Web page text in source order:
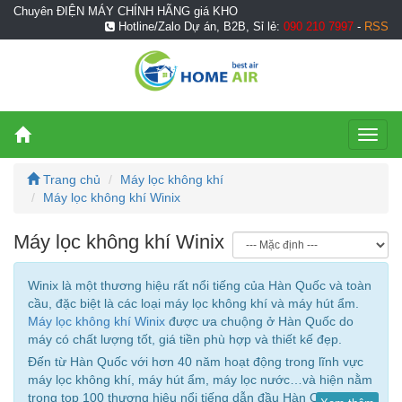
Chuyên ĐIỆN MÁY CHÍNH HÃNG giá KHO
Hotline/Zalo Dự án, B2B, Sỉ lẻ: 090 210 7997 - RSS
Trang chủ
Máy lọc không khí
Máy lọc không khí Winix
Máy lọc không khí Winix
Winix là một thương hiệu rất nổi tiếng của Hàn Quốc và toàn
cầu, đặc biệt là các loại máy lọc không khí và máy hút ẩm.
Máy lọc không khí Winix được ưa chuộng ở Hàn Quốc do
máy có chất lượng tốt, giá tiền phù hợp và thiết kế đẹp.
Đến từ Hàn Quốc với hơn 40 năm hoạt động trong lĩnh vực
máy lọc không khí, máy hút ẩm, máy lọc nước…và hiện nằm
trong top 100 thương hiệu nổi tiếng dẫn đầu Hàn Quốc